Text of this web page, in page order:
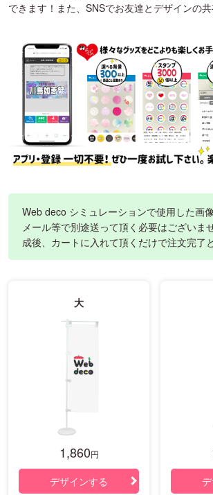
できます！また、SNSでお友達とデザインの共
Web deco シミュレーションで使用した画
メール等で別途送って頂く必要はございま
成後、カートに入れて頂くだけで注文完了
大
1,860円
デザインする